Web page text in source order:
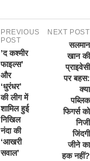
PREVIOUS
POST
​’द कश्मीर
फाइल्स’
और
‘धुरंधर’
की लीग में
शामिल हुई
निखिल
नंदा की
‘आखरी
सवाल’
NEXT POST
सलमान
खान की
प्राइवेसी
पर बहस:
क्या
पब्लिक
फिगर्स को
निजी
जिंदगी
जीने का
हक नहीं?